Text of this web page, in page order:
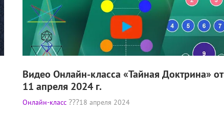
Видео Онлайн-класса «Тайная Доктрина» от
11 апреля 2024 г.
Онлайн-класс 18 апреля 2024